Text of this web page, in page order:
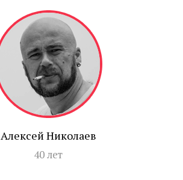
Алексей Николаев
40 лет